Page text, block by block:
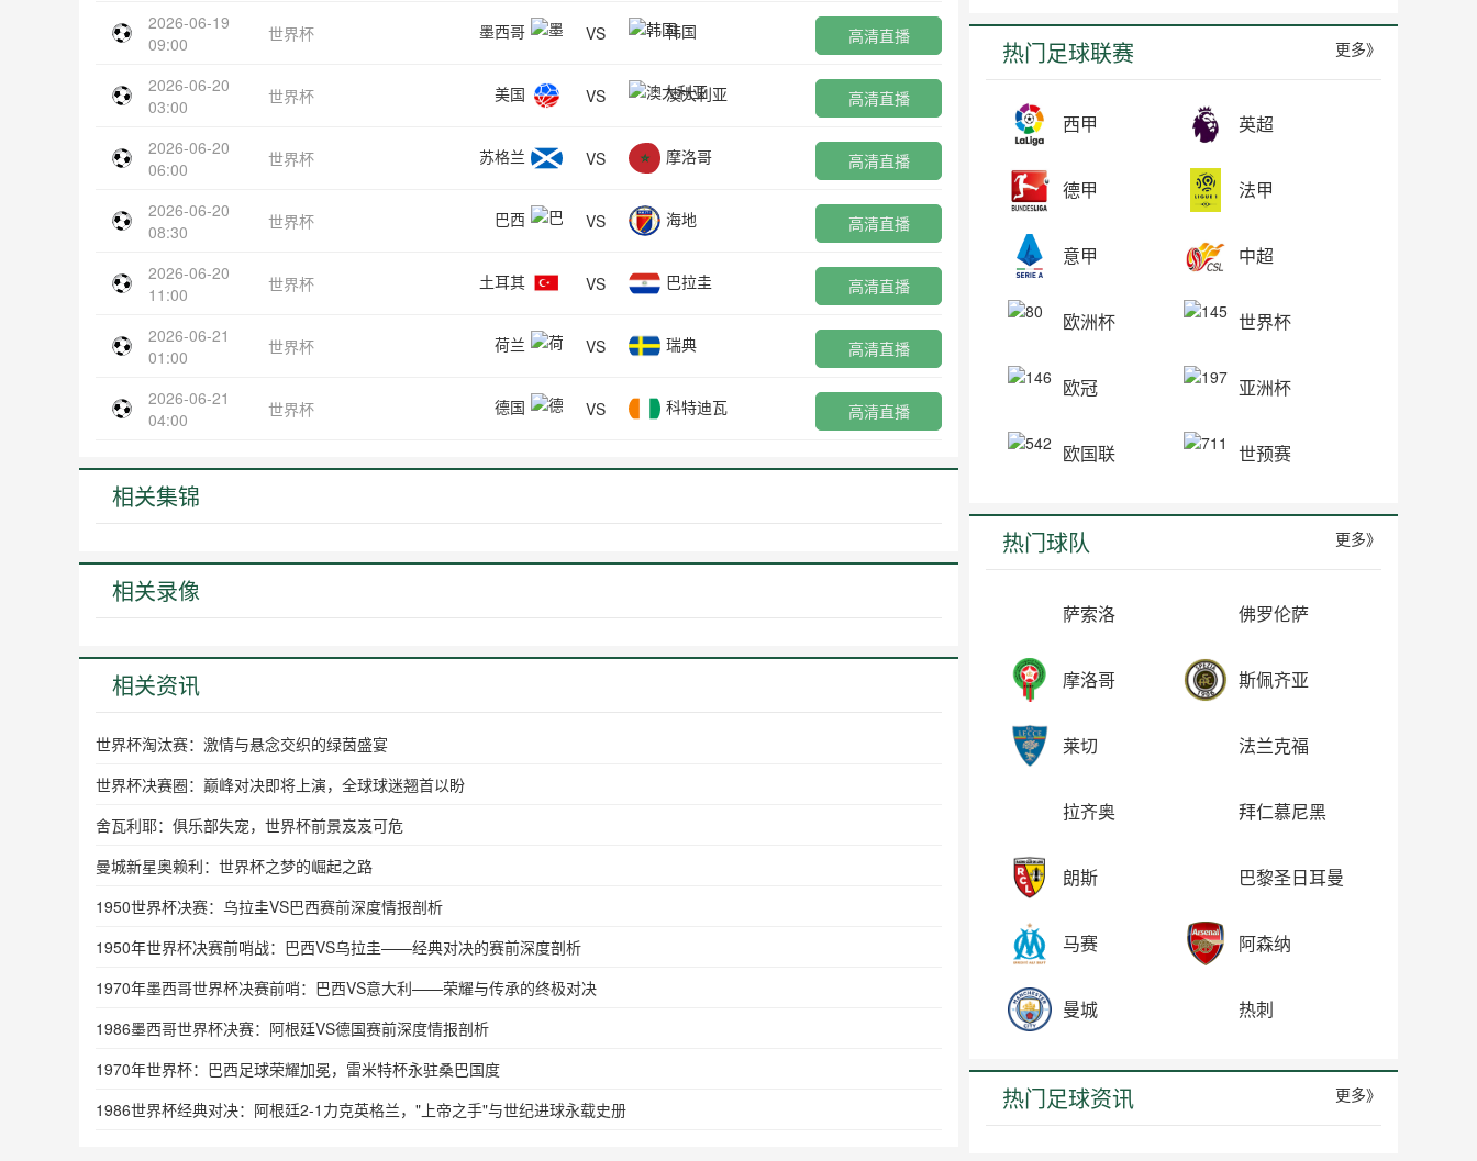
2026-06-19
09:00
世界杯 墨西哥 VS 韩国 高清直播
2026-06-20
03:00
世界杯 美国 VS 澳大利亚 高清直播
2026-06-20
06:00
世界杯 苏格兰 VS 摩洛哥 高清直播
2026-06-20
08:30
世界杯 巴西 VS 海地 高清直播
2026-06-20
11:00
世界杯 土耳其 VS 巴拉圭 高清直播
2026-06-21
01:00
世界杯 荷兰 VS 瑞典 高清直播
2026-06-21
04:00
世界杯 德国 VS 科特迪瓦 高清直播
相关集锦
相关录像
相关资讯
世界杯淘汰赛：激情与悬念交织的绿茵盛宴
世界杯决赛圈：巅峰对决即将上演，全球球迷翘首以盼
舍瓦利耶：俱乐部失宠，世界杯前景岌岌可危
曼城新星奥赖利：世界杯之梦的崛起之路
1950世界杯决赛：乌拉圭VS巴西赛前深度情报剖析
1950年世界杯决赛前哨战：巴西VS乌拉圭——经典对决的赛前深度剖析
1970年墨西哥世界杯决赛前哨：巴西VS意大利——荣耀与传承的终极对决
1986墨西哥世界杯决赛：阿根廷VS德国赛前深度情报剖析
1970年世界杯：巴西足球荣耀加冕，雷米特杯永驻桑巴国度
1986世界杯经典对决：阿根廷2-1力克英格兰，"上帝之手"与世纪进球永载史册
热门足球联赛 更多》
西甲 英超
德甲 法甲
意甲 中超
欧洲杯 世界杯
欧冠 亚洲杯
欧国联 世预赛
热门球队 更多》
萨索洛 佛罗伦萨
摩洛哥 斯佩齐亚
莱切 法兰克福
拉齐奥 拜仁慕尼黑
朗斯 巴黎圣日耳曼
马赛 阿森纳
曼城 热刺
热门足球资讯 更多》